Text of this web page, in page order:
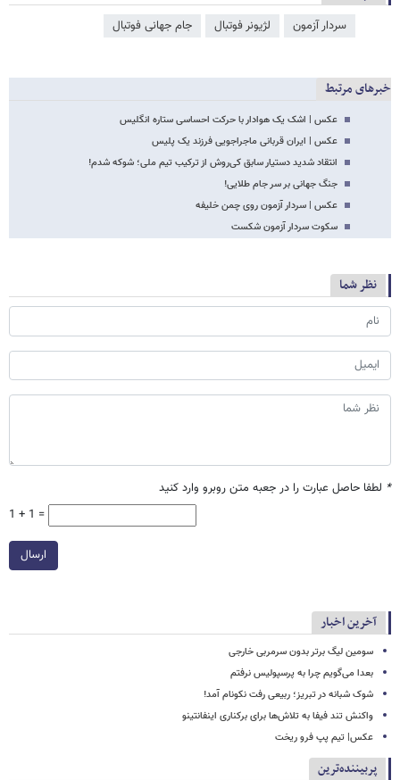
سردار آزمون لژیونر فوتبال جام جهانی فوتبال
خبرهای مرتبط
عکس | اشک یک هوادار با حرکت احساسی ستاره انگلیس
عکس | ایران قربانی ماجراجویی فرزند یک پلیس
انتقاد شدید دستیار سابق کی‌روش از ترکیب تیم ملی؛ شوکه شدم!
جنگ جهانی بر سر جام طلایی!
عکس | سردار آزمون روی چمن خلیفه
سکوت سردار آزمون شکست
نظر شما
* لطفا حاصل عبارت را در جعبه متن روبرو وارد کنید
1 + 1 =
ارسال
آخرین اخبار
سومین لیگ برتر بدون سرمربی خارجی
بعدا می‌گویم چرا به پرسپولیس نرفتم
شوک شبانه در تبریز؛ ربیعی رفت نکونام آمد!
واکنش تند فیفا به تلاش‌ها برای برکناری اینفانتینو
عکس| تیم پپ فرو ریخت
پربیننده‌ترین